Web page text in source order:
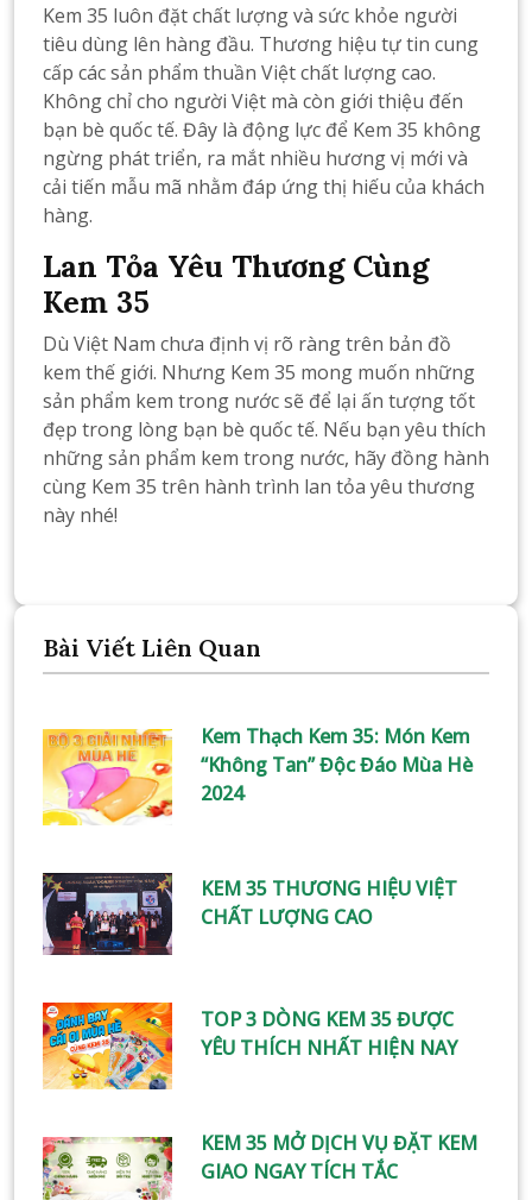
Kem 35 luôn đặt chất lượng và sức khỏe người
tiêu dùng lên hàng đầu. Thương hiệu tự tin cung
cấp các sản phẩm thuần Việt chất lượng cao.
Không chỉ cho người Việt mà còn giới thiệu đến
bạn bè quốc tế. Đây là động lực để Kem 35 không
ngừng phát triển, ra mắt nhiều hương vị mới và
cải tiến mẫu mã nhằm đáp ứng thị hiếu của khách
hàng.
Lan Tỏa Yêu Thương Cùng
Kem 35
Dù Việt Nam chưa định vị rõ ràng trên bản đồ
kem thế giới. Nhưng Kem 35 mong muốn những
sản phẩm kem trong nước sẽ để lại ấn tượng tốt
đẹp trong lòng bạn bè quốc tế. Nếu bạn yêu thích
những sản phẩm kem trong nước, hãy đồng hành
cùng Kem 35 trên hành trình lan tỏa yêu thương
này nhé!
Bài Viết Liên Quan
Kem Thạch Kem 35: Món Kem
“Không Tan” Độc Đáo Mùa Hè
2024
KEM 35 THƯƠNG HIỆU VIỆT
CHẤT LƯỢNG CAO
TOP 3 DÒNG KEM 35 ĐƯỢC
YÊU THÍCH NHẤT HIỆN NAY
KEM 35 MỞ DỊCH VỤ ĐẶT KEM
GIAO NGAY TÍCH TẮC